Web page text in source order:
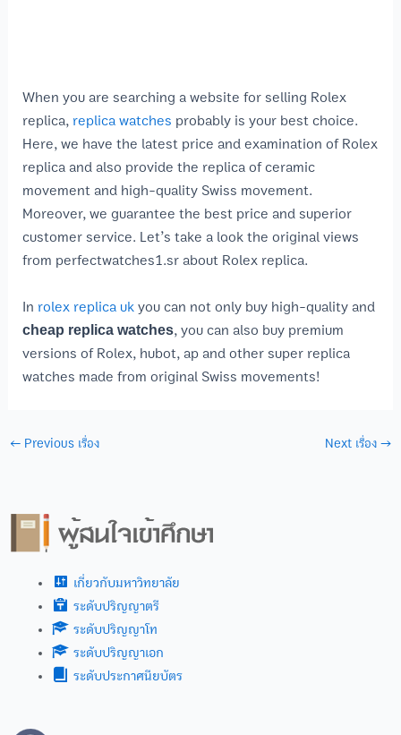
When you are searching a website for selling Rolex
replica, replica watches probably is your best choice.
Here, we have the latest price and examination of Rolex
replica and also provide the replica of ceramic
movement and high-quality Swiss movement.
Moreover, we guarantee the best price and superior
customer service. Let’s take a look the original views
from perfectwatches1.sr about Rolex replica.
In rolex replica ukyou can not only buy high-quality and
cheap replica watches, you can also buy premium
versions of Rolex, hubot, ap and other super replica
watches made from original Swiss movements!
←Previous เรื่อง Next เรื่อง→
เกี่ยวกับมหาวิทยาลัย
ระดับปริญญาตรี
ระดับปริญญาโท
ระดับปริญญาเอก
ระดับประกาศนียบัตร